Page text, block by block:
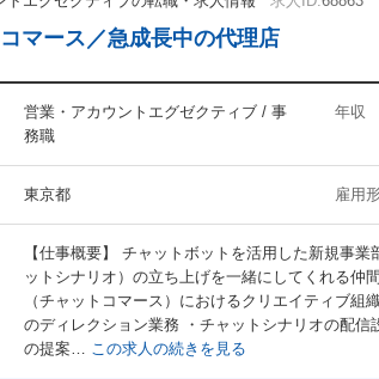
コマース／急成長中の代理店
営業・アカウントエグゼクティブ / 事
務職
年収
東京都 雇用
【仕事概要】 チャットボットを活用した新規事
ットシナリオ）の立ち上げを一緒にしてくれる仲
（チャットコマース）におけるクリエイティブ組
のディレクション業務 ・チャットシナリオの配
の提案… この求人の続きを見る